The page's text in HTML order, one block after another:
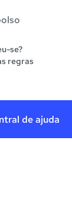
se?
regras
de ajuda